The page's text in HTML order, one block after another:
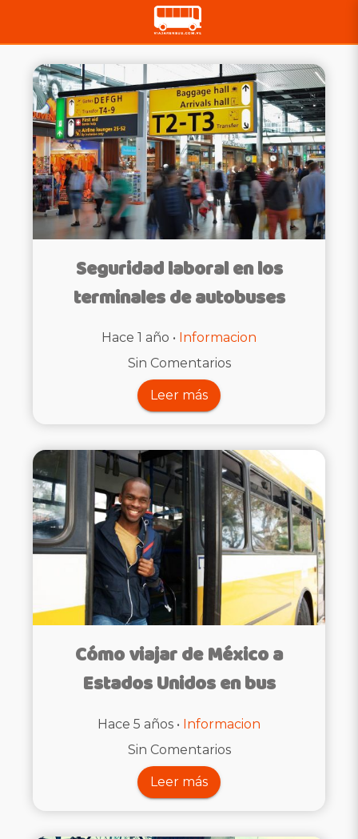
Seguridad laboral en los
terminales de autobuses
Hace 1 año • Informacion
Sin Comentarios
Leer más
Cómo viajar de México a
Estados Unidos en bus
Hace 5 años • Informacion
Sin Comentarios
Leer más